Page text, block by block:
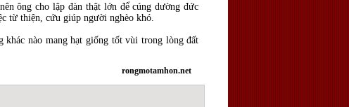
ông cho lập đàn thật lớn để cúng dường đức
từ thiện, cứu giúp người nghèo khó.
nào mang hạt giống tốt vùi trong lòng đất
rongmotamhon.net